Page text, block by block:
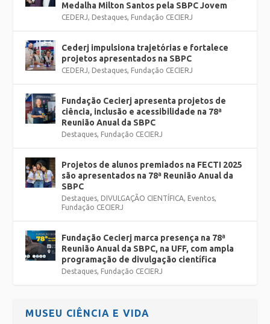
Medalha Milton Santos pela SBPC Jovem
CEDERJ, Destaques, Fundação CECIERJ
Cederj impulsiona trajetórias e fortalece
projetos apresentados na SBPC
CEDERJ, Destaques, Fundação CECIERJ
Fundação Cecierj apresenta projetos de
ciência, inclusão e acessibilidade na 78ª
Reunião Anual da SBPC
Destaques, Fundação CECIERJ
Projetos de alunos premiados na FECTI 2025
são apresentados na 78ª Reunião Anual da
SBPC
Destaques, DIVULGAÇÃO CIENTÍFICA, Eventos,
Fundação CECIERJ
Fundação Cecierj marca presença na 78ª
Reunião Anual da SBPC, na UFF, com ampla
programação de divulgação científica
Destaques, Fundação CECIERJ
MUSEU CIÊNCIA E VIDA